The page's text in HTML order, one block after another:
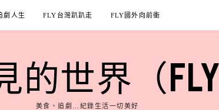
劇人生 FLY台灣趴趴走 FLY國外向前衝
世界（
美食、追劇…紀錄生活一切美好